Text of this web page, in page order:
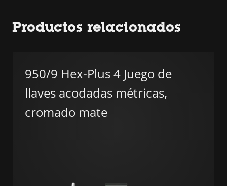
Productos relacionados
950/9 Hex-Plus 4 Juego de
llaves acodadas métricas,
cromado mate